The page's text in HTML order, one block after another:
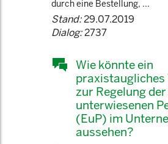
durch eine Bestellung, ...
Stand:29.07.2019
Dialog:2737
Wie könnte ein
praxistaugliches
zur Regelung
unterwiesenen
(EuP) im
aussehen?